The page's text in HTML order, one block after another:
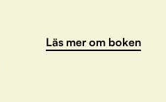
Läs mer om boken